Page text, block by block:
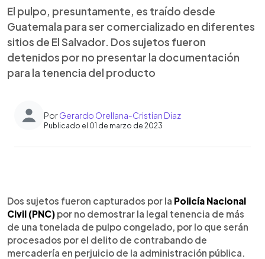
El pulpo, presuntamente, es traído desde
Guatemala para ser comercializado en diferentes
sitios de El Salvador. Dos sujetos fueron
detenidos por no presentar la documentación
para la tenencia del producto
PorGerardo Orellana-Cristian Díaz
Publicado el 01 de marzo de 2023
► Escuchar artículo
Dos sujetos fueron capturados por la Policía Nacional
Civil (PNC) por no demostrar la legal tenencia de más
de una tonelada de pulpo congelado, por lo que serán
procesados por el delito de contrabando de
mercadería en perjuicio de la administración pública.